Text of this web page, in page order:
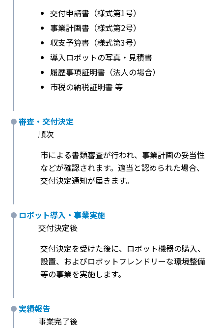
交付申請書（様式第1号）
事業計画書（様式第2号）
収支予算書（様式第3号）
導入ロボットの写真・見積書
履歴事項証明書（法人の場合）
市税の納税証明書 等
審査・交付決定
順次
市による書類審査が行われ、事業計画の妥当性
などが確認されます。適当と認められた場合、
交付決定通知が届きます。
ロボット導入・事業実施
交付決定後
交付決定を受けた後に、ロボット機器の購入、
設置、およびロボットフレンドリーな環境整備
等の事業を実施します。
実績報告
事業完了後